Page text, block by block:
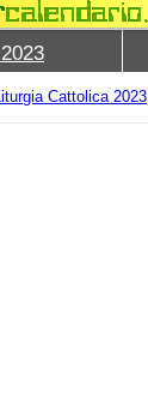
Cattolica 2023